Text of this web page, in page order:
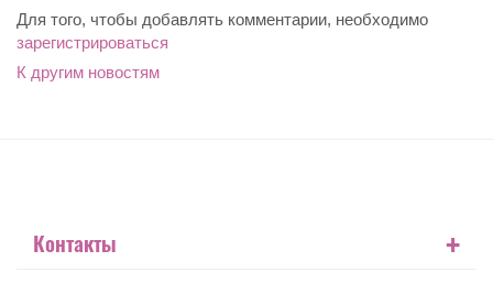
Для того, чтобы добавлять комментарии, необходимо
зарегистрироваться
К другим новостям
Контакты +